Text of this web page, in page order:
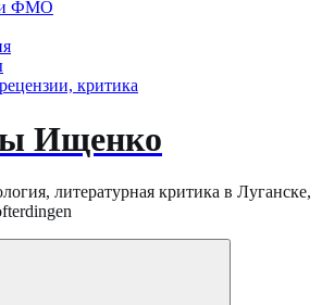
ФМО
критика
Ищенко
литературная критика в Луганске,